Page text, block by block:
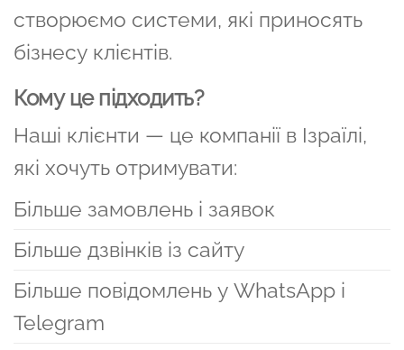
створюємо системи, які приносять
бізнесу клієнтів.
Кому це підходить?
Наші клієнти — це компанії в Ізраїлі,
які хочуть отримувати:
Більше замовлень і заявок
Більше дзвінків із сайту
Більше повідомлень у WhatsApp і
Telegram